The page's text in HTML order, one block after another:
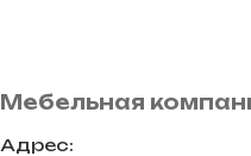
Мебельная
Адрес: